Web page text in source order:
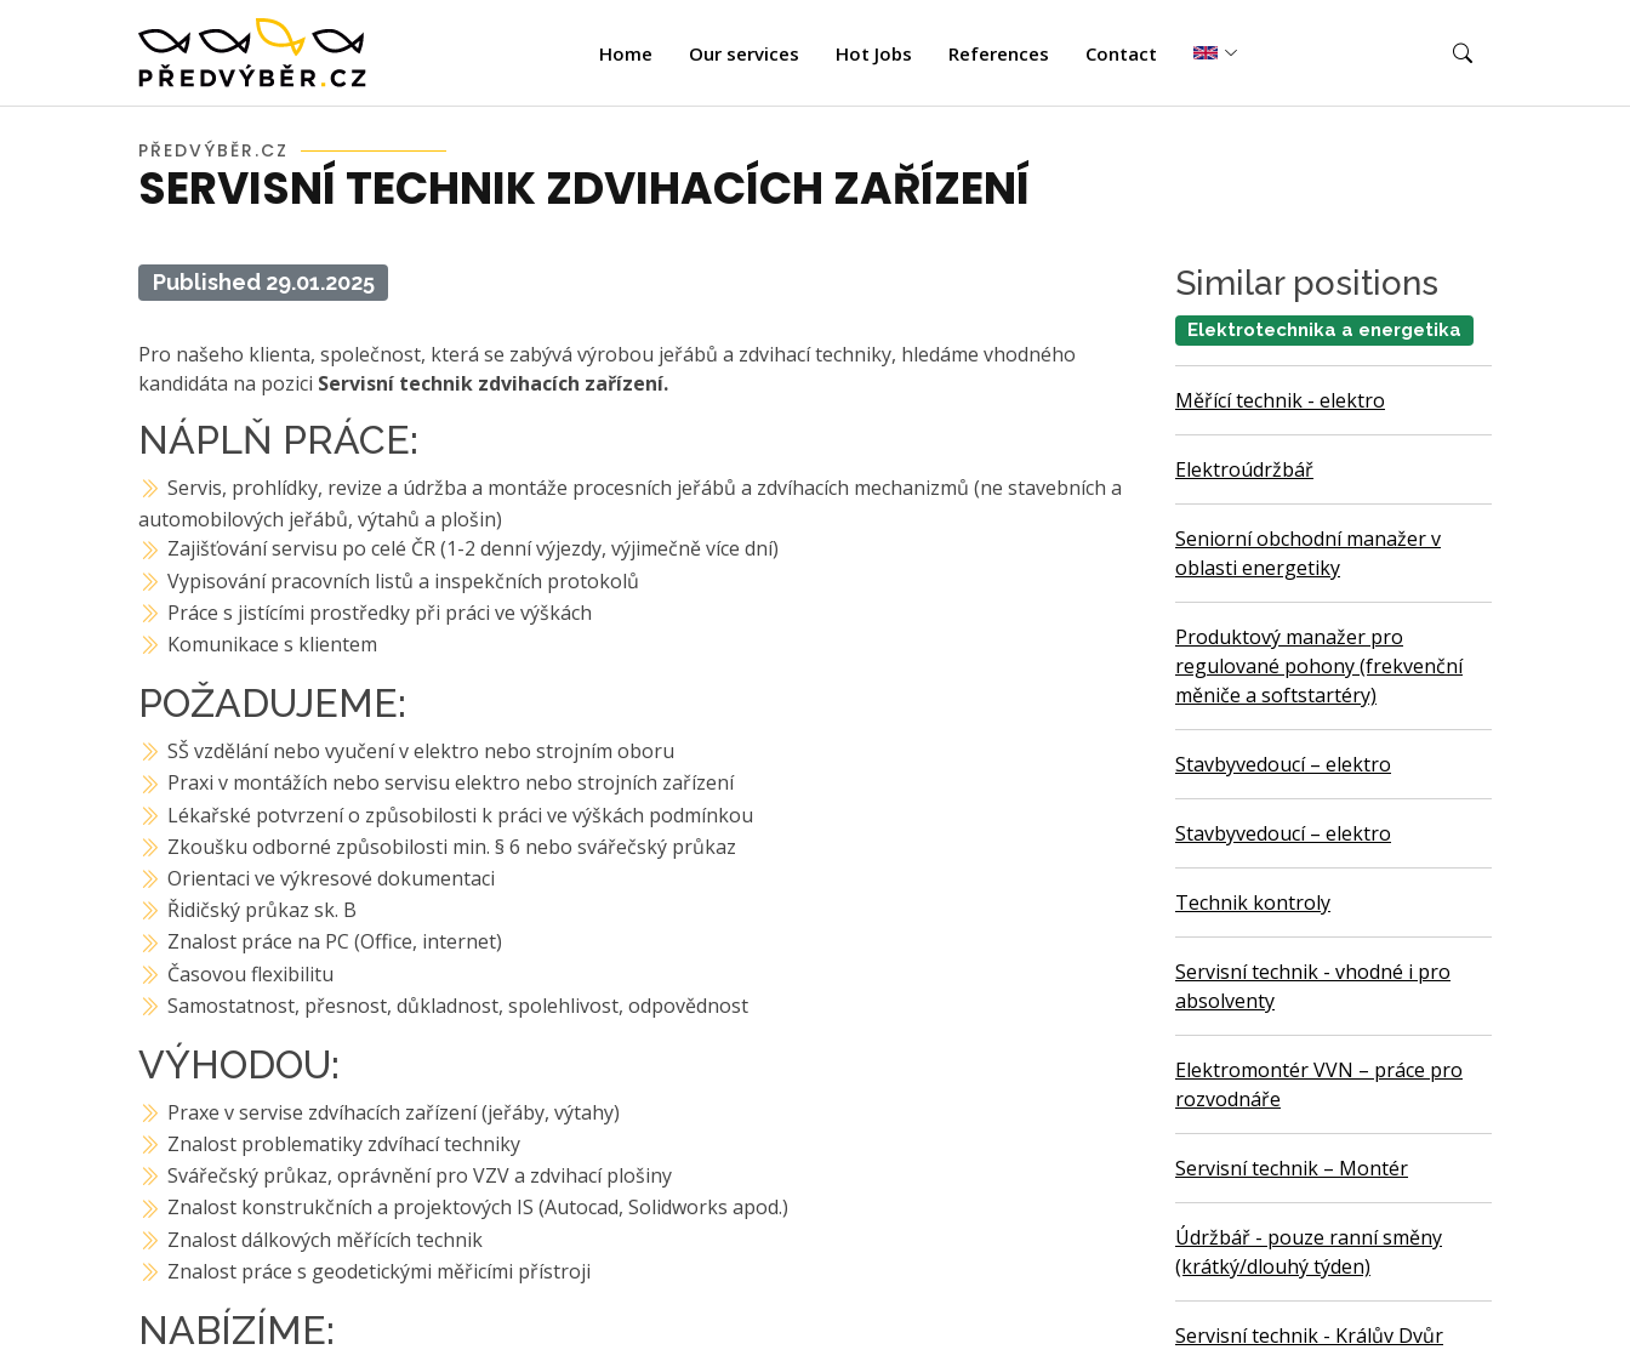
Home Our services Hot Jobs References Contact
PŘEDVÝBĚR.CZ
SERVISNÍ TECHNIK ZDVIHACÍCH ZAŘÍZENÍ
Published 29.01.2025
Pro našeho klienta, společnost, která se zabývá výrobou jeřábů a zdvihací techniky, hledáme vhodného
kandidáta na pozici Servisní technik zdvihacích zařízení.
NÁPLŇ PRÁCE:
Servis, prohlídky, revize a údržba a montáže procesních jeřábů a zdvíhacích mechanizmů (ne stavebních a
automobilových jeřábů, výtahů a plošin)
Zajišťování servisu po celé ČR (1-2 denní výjezdy, výjimečně více dní)
Vypisování pracovních listů a inspekčních protokolů
Práce s jistícími prostředky při práci ve výškách
Komunikace s klientem
POŽADUJEME:
SŠ vzdělání nebo vyučení v elektro nebo strojním oboru
Praxi v montážích nebo servisu elektro nebo strojních zařízení
Lékařské potvrzení o způsobilosti k práci ve výškách podmínkou
Zkoušku odborné způsobilosti min. § 6 nebo svářečský průkaz
Orientaci ve výkresové dokumentaci
Řidičský průkaz sk. B
Znalost práce na PC (Office, internet)
Časovou flexibilitu
Samostatnost, přesnost, důkladnost, spolehlivost, odpovědnost
VÝHODOU:
Praxe v servise zdvíhacích zařízení (jeřáby, výtahy)
Znalost problematiky zdvíhací techniky
Svářečský průkaz, oprávnění pro VZV a zdvihací plošiny
Znalost konstrukčních a projektových IS (Autocad, Solidworks apod.)
Znalost dálkových měřících technik
Znalost práce s geodetickými měřicími přístroji
NABÍZÍME:
Similar positions
Elektrotechnika a energetika
Měřící technik - elektro
Elektroúdržbář
Seniorní obchodní manažer v
oblasti energetiky
Produktový manažer pro
regulované pohony (frekvenční
měniče a softstartéry)
Stavbyvedoucí – elektro
Stavbyvedoucí – elektro
Technik kontroly
Servisní technik - vhodné i pro
absolventy
Elektromontér VVN – práce pro
rozvodnáře
Servisní technik – Montér
Údržbář - pouze ranní směny
(krátký/dlouhý týden)
Servisní technik - Králův Dvůr